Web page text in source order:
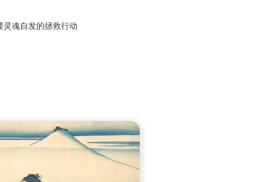
灵魂自发的拯救行动